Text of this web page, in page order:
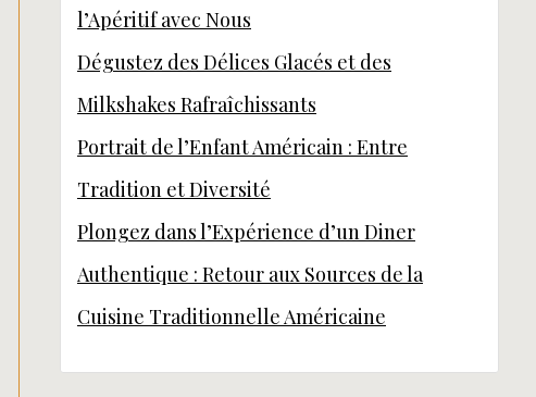
l’Apéritif avec Nous
Dégustez des Délices Glacés et des
Milkshakes Rafraîchissants
Portrait de l’Enfant Américain : Entre
Tradition et Diversité
Plongez dans l’Expérience d’un Diner
Authentique : Retour aux Sources de la
Cuisine Traditionnelle Américaine